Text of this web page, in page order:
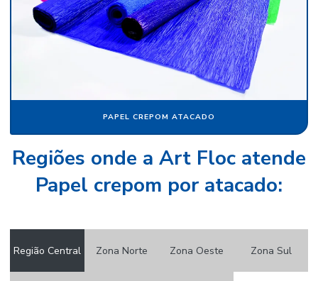
Indústria de papel de seda
Pacote de papel de seda
Papel camurça atacado
Papel camurça onde comprar
Papel camurça pacote
Papel camurça valor
Papel crepom
PAPEL CREPOM ATACADO
Regiões onde a Art Floc atende
Papel crepom por atacado:
Região Central Zona Norte Zona Oeste Zona Sul